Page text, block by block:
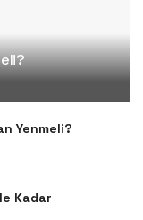
Yenmeli?
Kadar